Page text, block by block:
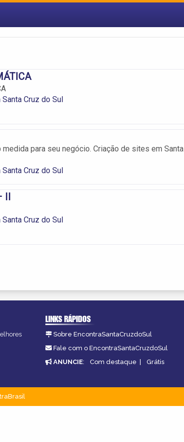
Cruz do Sul
para seu negócio. Criação de sites em Santa
Cruz do Sul
II
Cruz do Sul
LINKS RÁPIDOS
Sobre EncontraSantaCruzdoSul
Fale com o EncontraSantaCruzdoSul
ANUNCIE: Com destaque | Grátis